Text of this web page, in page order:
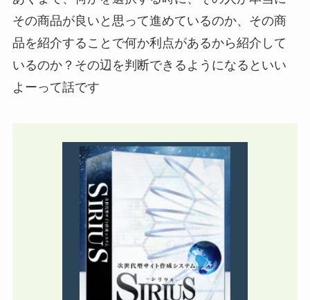
その商品が良いと思って進めているのか、その商
品を紹介することで何か利点があるから紹介して
いるのか？その辺を判断できるようになるといい
よーって話です